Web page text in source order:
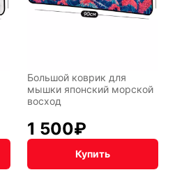
Большой коврик для
мышки японский морской
восход
1 500₽
Купить
Дарк NET